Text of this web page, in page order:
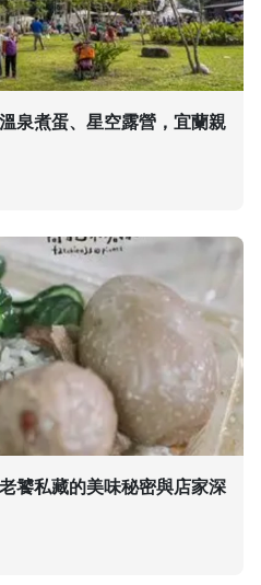
泉煮蛋、星空露營，宜蘭親
饕私藏的美味秘密與店家深